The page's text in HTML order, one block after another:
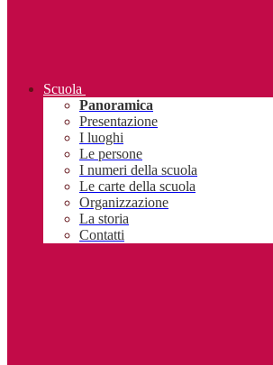
Scuola
Panoramica
Presentazione
I luoghi
Le persone
I numeri della scuola
Le carte della scuola
Organizzazione
La storia
Contatti